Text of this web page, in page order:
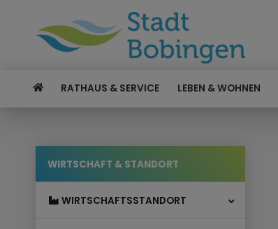
RATHAUS & SERVICE LEBEN & WOHNEN
WIRTSCHAFT & STANDORT
WIRTSCHAFTSSTANDORT